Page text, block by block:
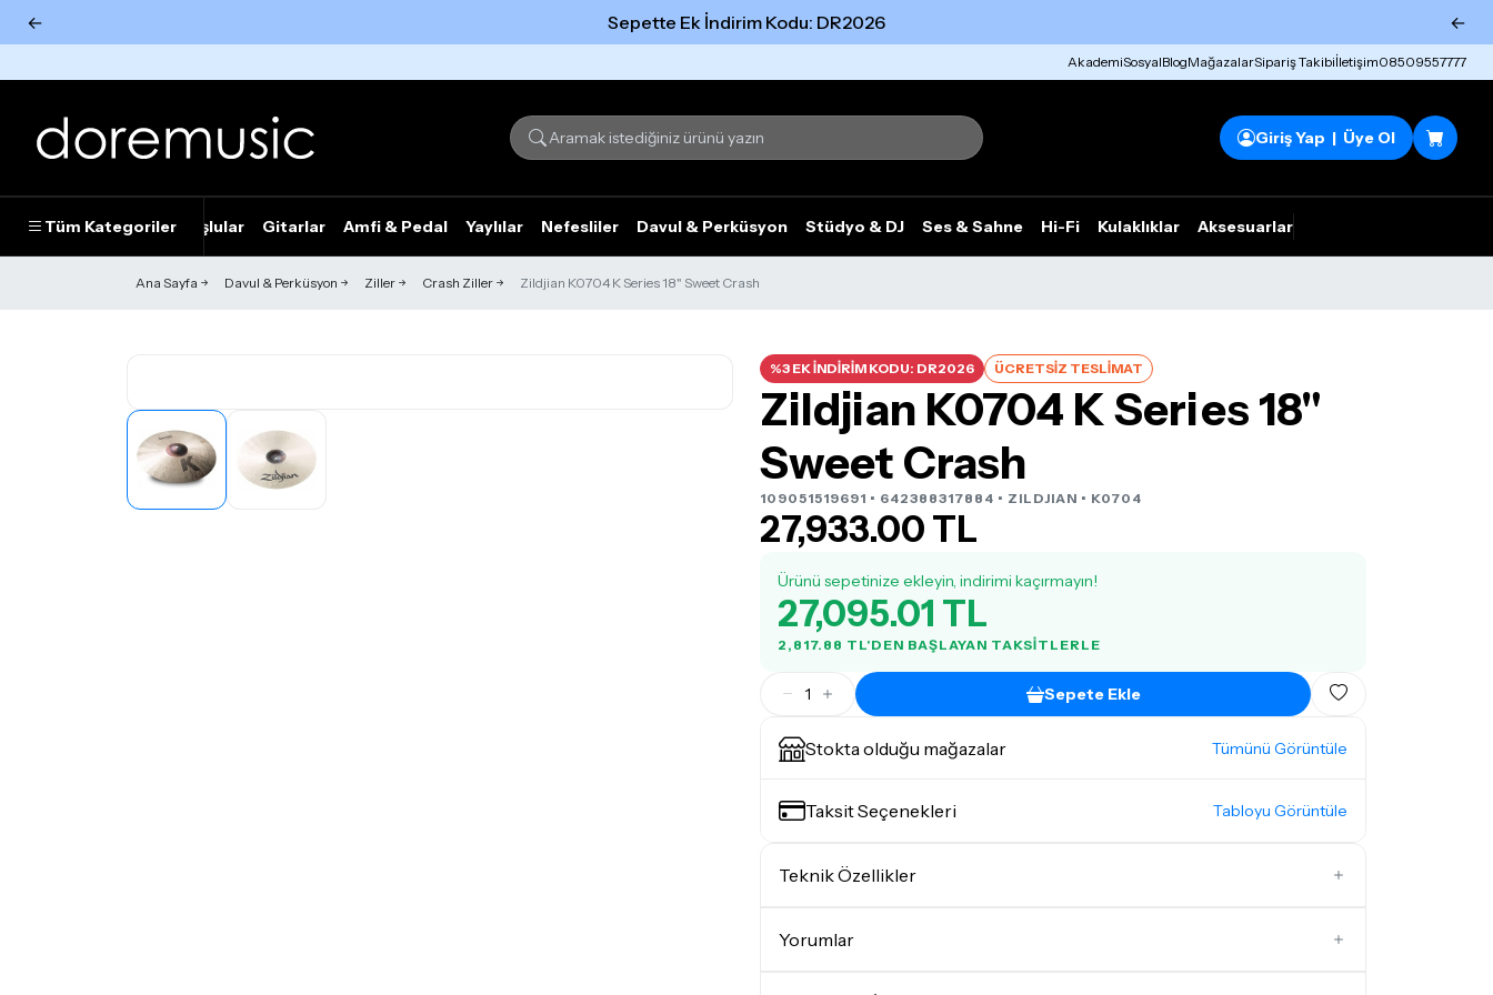
← Sepette Ek İndirim Kodu: DR2026 ←
AkademiSosyalBlogMağazalarSipariş Takibiİletişim08509557777
Giriş Yap | Üye Ol
Tüm Kategoriler
Piyanolar Tuşlular Gitarlar Amfi & Pedal Yaylılar Nefesliler Davul & Perküsyon Stüdyo & DJ Ses & Sahne Hi-Fi Kulaklıklar Aksesuarlar
Ana Sayfa Davul & Perküsyon Ziller Crash Ziller Zildjian K0704 K Series 18" Sweet Crash
%3 EK İNDİRİM KODU: DR2026 ÜCRETSİZ TESLİMAT
Zildjian K0704 K Series 18"
Sweet Crash
109051519691 • 642388317884 • ZILDJIAN • K0704
27,933.00 TL
Ürünü sepetinize ekleyin, indirimi kaçırmayın!
27,095.01 TL
2,817.88 TL'DEN BAŞLAYAN TAKSITLERLE
1 Sepete Ekle
Stokta olduğu mağazalar Tümünü Görüntüle
Taksit Seçenekleri Tabloyu Görüntüle
Teknik Özellikler
Büyüklük (Ölçü)
Yorumlar
Tümünü Gör Tümünü gör